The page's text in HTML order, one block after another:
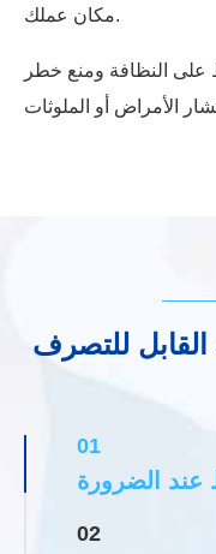
مكان عملك.
على النظافة ومنع خطر
للتصرف
01
عند الضرورة
02